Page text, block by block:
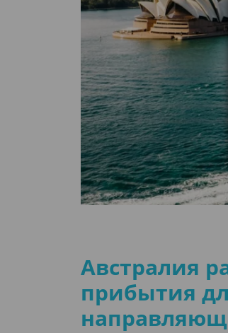
Австралия
прибытия